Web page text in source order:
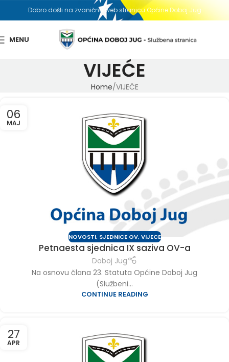
Dobro došli na zvaničnu web stranicu Općine Doboj Jug
MENU
VIJEĆE
Home VIJEĆE
06
MAJ
NOVOSTI, SJEDNICE OV,VIJECE
Petnaesta sjednica IX saziva OV-a
Doboj Jug
Na osnovu člana 23. Statuta Općine Doboj Jug
(Službeni...
CONTINUE READING
27
APR